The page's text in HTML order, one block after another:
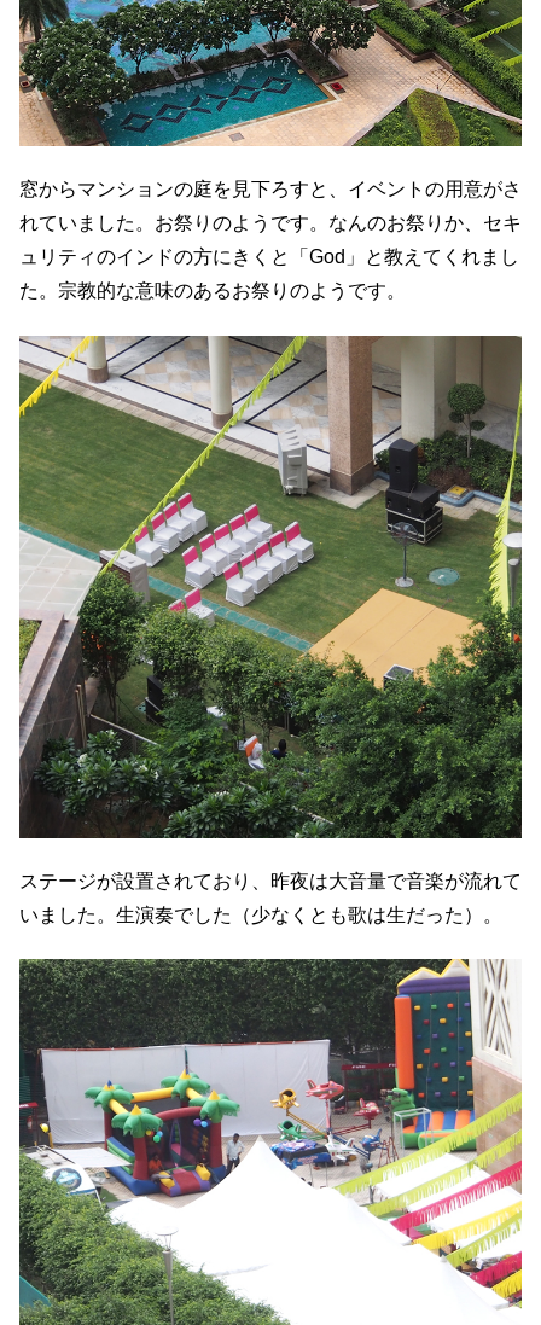
窓からマンションの庭を見下ろすと、イベントの用意がさ
れていました。お祭りのようです。なんのお祭りか、セキ
ュリティのインドの方にきくと「God」と教えてくれまし
た。宗教的な意味のあるお祭りのようです。
ステージが設置されており、昨夜は大音量で音楽が流れて
いました。生演奏でした（少なくとも歌は生だった）。